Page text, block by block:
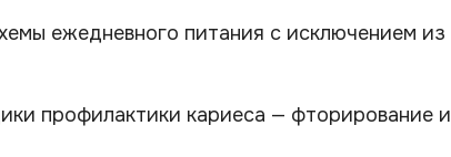
ежедневного питания с исключением
профилактики кариеса — фторирование